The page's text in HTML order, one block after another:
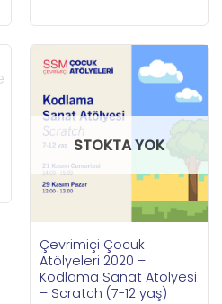
STOKTA YOK
Çevrimiçi Çocuk
Atölyeleri 2020 –
Kodlama Sanat Atölyesi
– Scratch (7-12 yaş)